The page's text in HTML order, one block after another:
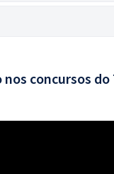
concursos